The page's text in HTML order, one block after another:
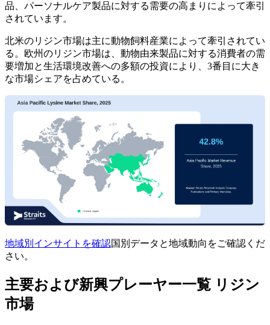
品、パーソナルケア製品に対する需要の高まりによって牽引
されています。
北米のリジン市場は主に動物飼料産業によって牽引されてい
る。欧州のリジン市場は、動物由来製品に対する消費者の需
要増加と生活環境改善への多額の投資により、3番目に大き
な市場シェアを占めている。
地域別インサイトを確認国別データと地域動向をご確認くだ
さい。
主要および新興プレーヤー一覧 リジン
市場